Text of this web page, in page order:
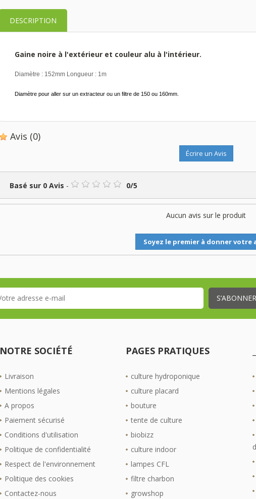
DESCRIPTION
Gaine noire à l'extérieur et couleur alu à l'intérieur.
Diamètre : 152mm Longueur : 1m
Diamètre pour aller sur un extracteur ou un filtre de 150 ou 160mm.
Avis (0)
Écrire un Avis
Basé sur 0 Avis - 0/5
Aucun avis sur le produit
Soyez le premier à donner votre
NOTRE SOCIÉTÉ
Livraison
Mentions légales
A propos
Paiement sécurisé
Conditions d'utilisation
Politique de confidentialité
Respect de l'environnement
Politique des cookies
Contactez-nous
PAGES PRATIQUES
culture hydroponique
culture placard
bouture
tente de culture
biobizz
culture indoor
lampes CFL
filtre charbon
growshop